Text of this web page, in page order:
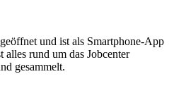
und ist als Smartphone-App
rund um das Jobcenter
gesammelt.